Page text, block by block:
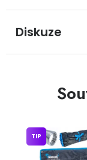
Diskuze
TIP